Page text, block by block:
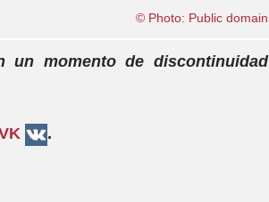
© Photo: Public domain
un momento de discontinuidad
.